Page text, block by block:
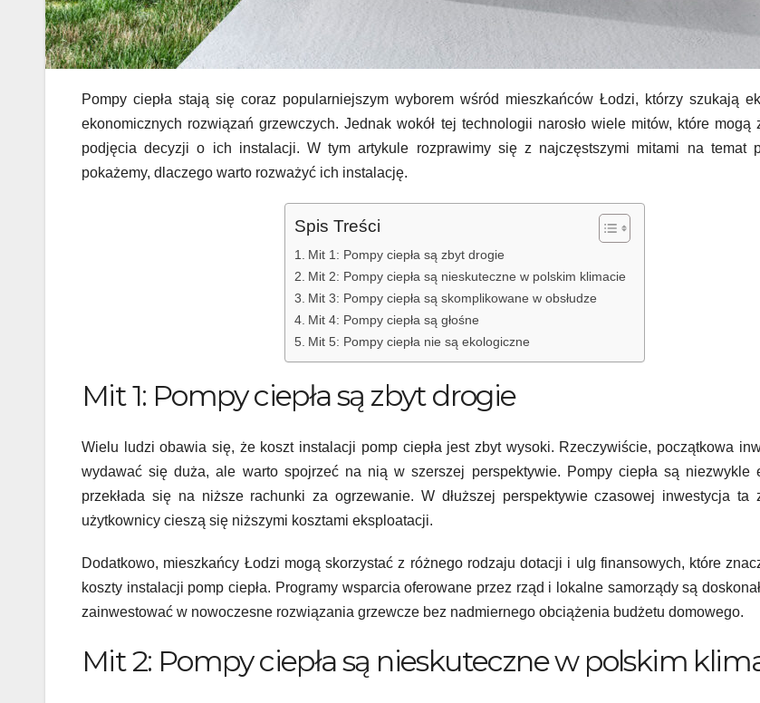
Pompy ciepła stają się coraz popularniejszym wyborem wśród mieszkańców Łodzi, którzy szukają
ekonomicznych rozwiązań grzewczych. Jednak wokół tej technologii narosło wiele mitów, które mogą
podjęcia decyzji o ich instalacji. W tym artykule rozprawimy się z najczęstszymi mitami na temat
pokażemy, dlaczego warto rozważyć ich instalację.
Spis Treści
Mit 1: Pompy ciepła są zbyt drogie
Mit 2: Pompy ciepła są nieskuteczne w polskim klimacie
Mit 3: Pompy ciepła są skomplikowane w obsłudze
Mit 4: Pompy ciepła są głośne
Mit 5: Pompy ciepła nie są ekologiczne
Mit 1: Pompy ciepła są zbyt drogie
Wielu ludzi obawia się, że koszt instalacji pomp ciepła jest zbyt wysoki. Rzeczywiście, początkowa
wydawać się duża, ale warto spojrzeć na nią w szerszej perspektywie. Pompy ciepła są niezwykle
przekłada się na niższe rachunki za ogrzewanie. W dłuższej perspektywie czasowej inwestycja ta
użytkownicy cieszą się niższymi kosztami eksploatacji.
Dodatkowo, mieszkańcy Łodzi mogą skorzystać z różnego rodzaju dotacji i ulg finansowych, które
koszty instalacji pomp ciepła. Programy wsparcia oferowane przez rząd i lokalne samorządy są
zainwestować w nowoczesne rozwiązania grzewcze bez nadmiernego obciążenia budżetu domowego.
Mit 2: Pompy ciepła są nieskuteczne w polskim